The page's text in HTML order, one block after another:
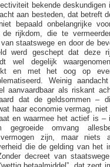
bekende deskundigen
aan besteden, dat betreft
bepaald onbelangrijke
rijkdom, die te
staatswege en door de
werd geschept dat deze
wel degelijk
en met het oog op
Weinig
aanvaardbaar als riskant
dat de geldsommen –
haar economie vermag, niet
en waarmee het actief is –
omvang
zijn, maar niets
die de gelding van het
decreet van